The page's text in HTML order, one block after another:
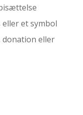
et symbol
donation eller